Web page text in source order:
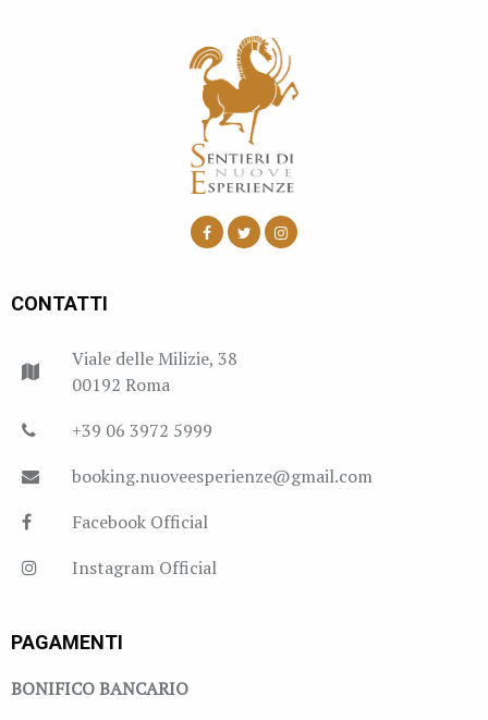
CONTATTI
Viale delle Milizie, 38
00192 Roma
+39 06 3972 5999
booking.nuoveesperienze@gmail.com
Facebook Official
Instagram Official
PAGAMENTI
BONIFICO BANCARIO